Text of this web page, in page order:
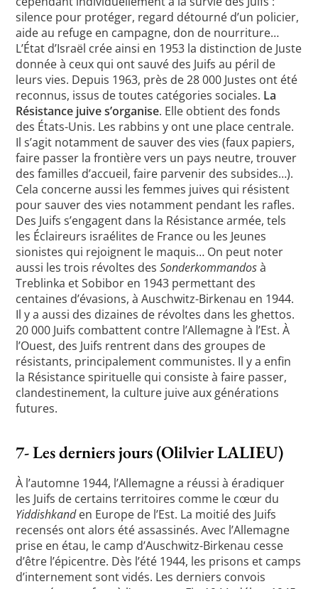
silence pour protéger, regard détourné d’un policier,
aide au refuge en campagne, don de nourriture…
L’État d’Israël crée ainsi en 1953 la distinction de Juste
donnée à ceux qui ont sauvé des Juifs au péril de
leurs vies. Depuis 1963, près de 28 000 Justes ont été
reconnus, issus de toutes catégories sociales. La
Résistance juive s’organise. Elle obtient des fonds
des États-Unis. Les rabbins y ont une place centrale.
Il s’agit notamment de sauver des vies (faux papiers,
faire passer la frontière vers un pays neutre, trouver
des familles d’accueil, faire parvenir des subsides…).
Cela concerne aussi les femmes juives qui résistent
pour sauver des vies notamment pendant les rafles.
Des Juifs s’engagent dans la Résistance armée, tels
les Éclaireurs israélites de France ou les Jeunes
sionistes qui rejoignent le maquis… On peut noter
aussi les trois révoltes desSonderkommandosà
Treblinka et Sobibor en 1943 permettant des
centaines d’évasions, à Auschwitz-Birkenau en 1944.
Il y a aussi des dizaines de révoltes dans les ghettos.
20 000 Juifs combattent contre l’Allemagne à l’Est. À
l’Ouest, des Juifs rentrent dans des groupes de
résistants, principalement communistes. Il y a enfin
la Résistance spirituelle qui consiste à faire passer,
clandestinement, la culture juive aux générations
futures.
7- Les derniers jours (Olilvier LALIEU)
À l’automne 1944, l’Allemagne a réussi à éradiquer
les Juifs de certains territoires comme le cœur du
Yiddishkanden Europe de l’Est. La moitié des Juifs
recensés ont alors été assassinés. Avec l’Allemagne
prise en étau, le camp d’Auschwitz-Birkenau cesse
d’être l’épicentre. Dès l’été 1944, les prisons et camps
d’internement sont vidés. Les derniers convois